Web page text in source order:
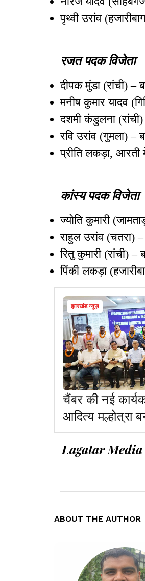
पृथ्वी उरांव
रजत पदक विजेता
दीपक मुंडा (रांची)
मनीष कुमार यादव
दशमी कंडुलना
रवि उरांव (गुमला)
प्रीति लकड़ा, आरती
कांस्य पदक विजेता
ज्योति कुमारी
राहुल उरांव (चतरा)
रितु कुमारी (रांची)
पिंकी लकड़ा
झारखंड न्यूज़
चैंबर की नई
आदित्य मल्होत्रा
Lagatar Media
ABOUT THE AUTHOR